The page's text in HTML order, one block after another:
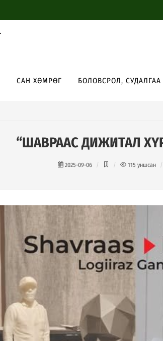
САН ХӨМРӨГ БОЛОВСРОЛ, СУДАЛГАА
“ШАВРААС ДИЖИТАЛ
2025-09-06 115 уншсан